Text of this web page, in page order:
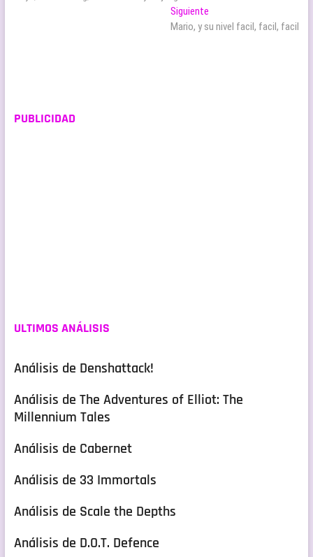
de
Siguiente
siguiente:
Mario, y su nivel facil, facil, facil
PUBLICIDAD
ULTIMOS ANÁLISIS
Análisis de Denshattack!
Análisis de The Adventures of Elliot: The
Millennium Tales
Análisis de Cabernet
Análisis de 33 Immortals
Análisis de Scale the Depths
Análisis de D.O.T. Defence